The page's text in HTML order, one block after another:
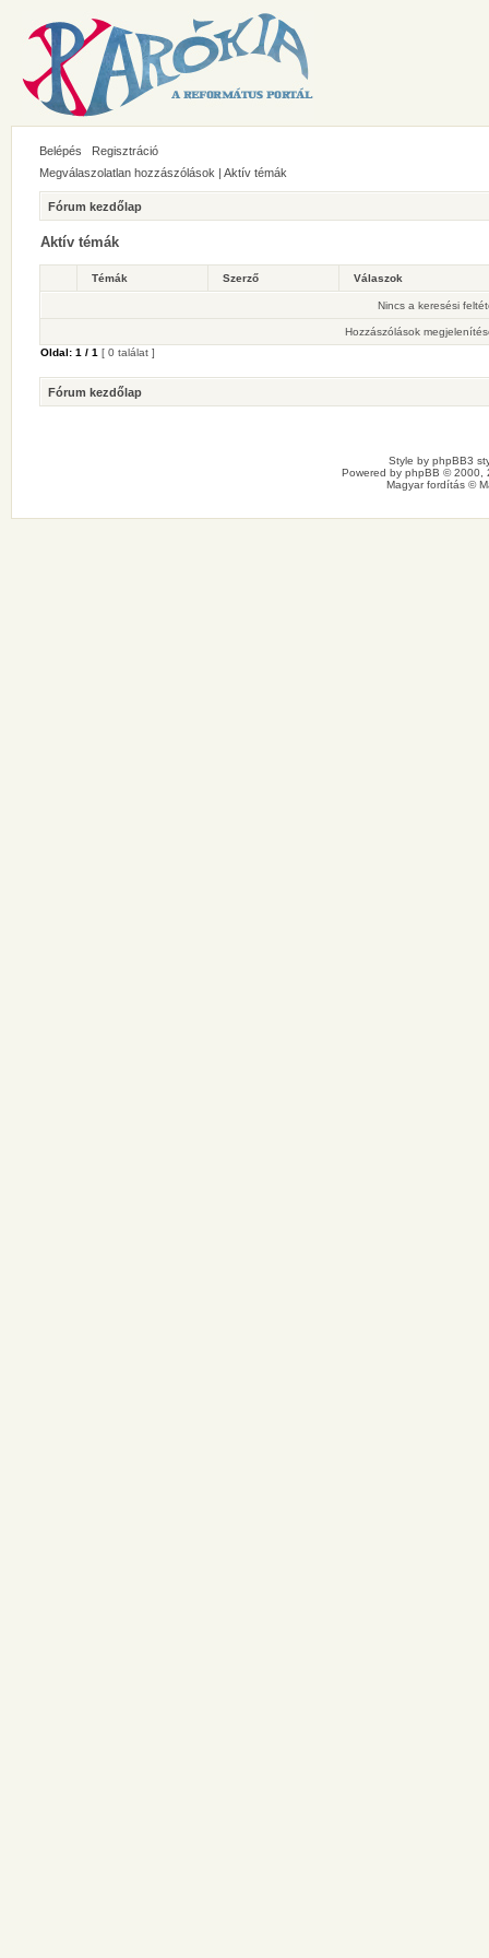
Belépés
Regisztráció
Megválaszolatlan hozzászólások | Aktív témák
Fórum kezdőlap
Aktív témák
Témák Szerző Válaszok
Nincs a keresési
Hozzászólások
Oldal: 1 / 1 [ 0 találat ]
Fórum kezdőlap
Style by phpBB3
Powered by phpBB © 2000,
Magyar fordítás ©